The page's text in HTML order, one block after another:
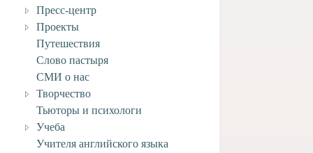
Пресс-центр
Проекты
Путешествия
Слово пастыря
СМИ о нас
Творчество
Тьюторы и психологи
Учеба
Учителя английского языка